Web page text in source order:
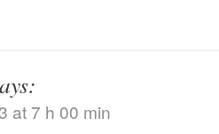
at 7 h 00 min